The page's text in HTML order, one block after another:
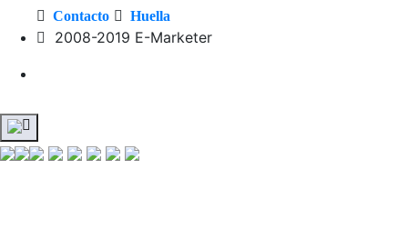
Contacto Huella
2008-2019 E-Marketer